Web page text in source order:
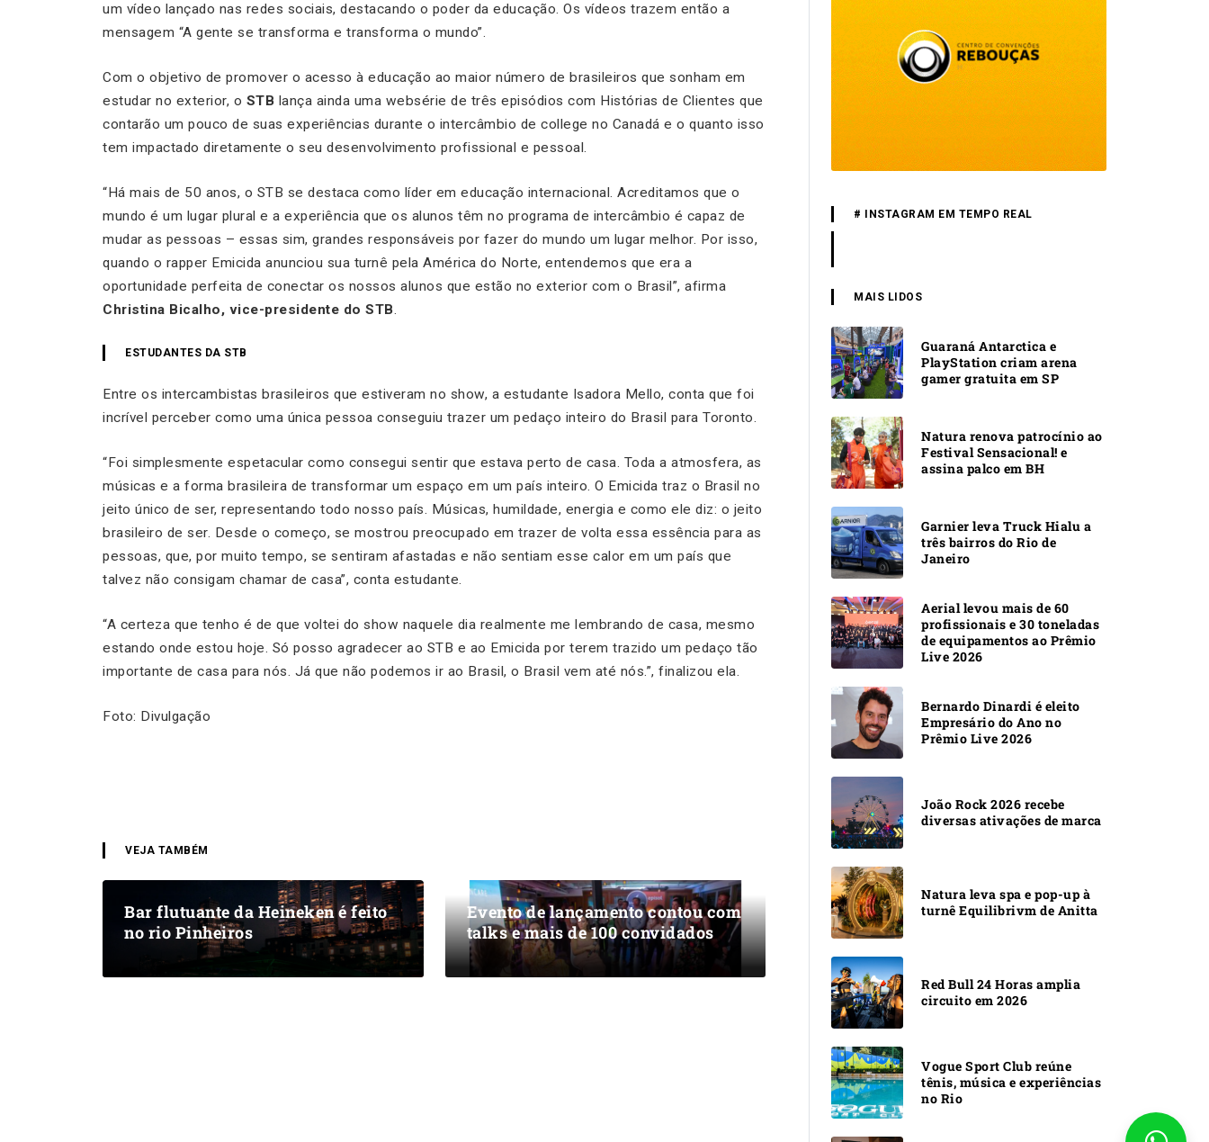
um vídeo lançado nas redes sociais, destacando o poder da educação. Os vídeos trazem então a
mensagem “A gente se transforma e transforma o mundo”.
Com o objetivo de promover o acesso à educação ao maior número de brasileiros que sonham em
estudar no exterior, o STB lança ainda uma websérie de três episódios com Histórias de Clientes que
contarão um pouco de suas experiências durante o intercâmbio de college no Canadá e o quanto isso
tem impactado diretamente o seu desenvolvimento profissional e pessoal.
“Há mais de 50 anos, o STB se destaca como líder em educação internacional. Acreditamos que o
mundo é um lugar plural e a experiência que os alunos têm no programa de intercâmbio é capaz de
mudar as pessoas – essas sim, grandes responsáveis por fazer do mundo um lugar melhor. Por isso,
quando o rapper Emicida anunciou sua turnê pela América do Norte, entendemos que era a
oportunidade perfeita de conectar os nossos alunos que estão no exterior com o Brasil”, afirma
Christina Bicalho, vice-presidente do STB.
ESTUDANTES DA STB
Entre os intercambistas brasileiros que estiveram no show, a estudante Isadora Mello, conta que foi
incrível perceber como uma única pessoa conseguiu trazer um pedaço inteiro do Brasil para Toronto.
“Foi simplesmente espetacular como consegui sentir que estava perto de casa. Toda a atmosfera, as
músicas e a forma brasileira de transformar um espaço em um país inteiro. O Emicida traz o Brasil no
jeito único de ser, representando todo nosso país. Músicas, humildade, energia e como ele diz: o jeito
brasileiro de ser. Desde o começo, se mostrou preocupado em trazer de volta essa essência para as
pessoas, que, por muito tempo, se sentiram afastadas e não sentiam esse calor em um país que
talvez não consigam chamar de casa”, conta estudante.
“A certeza que tenho é de que voltei do show naquele dia realmente me lembrando de casa, mesmo
estando onde estou hoje. Só posso agradecer ao STB e ao Emicida por terem trazido um pedaço tão
importante de casa para nós. Já que não podemos ir ao Brasil, o Brasil vem até nós.”, finalizou ela.
Foto: Divulgação
VEJA TAMBÉM
Bar flutuante da Heineken é feito
no rio Pinheiros
Evento de lançamento contou com
talks e mais de 100 convidados
# INSTAGRAM EM TEMPO REAL
MAIS LIDOS
Guaraná Antarctica e
PlayStation criam arena
gamer gratuita em SP
Natura renova patrocínio ao
Festival Sensacional! e
assina palco em BH
Garnier leva Truck Hialu a
três bairros do Rio de
Janeiro
Aerial levou mais de 60
profissionais e 30 toneladas
de equipamentos ao Prêmio
Live 2026
Bernardo Dinardi é eleito
Empresário do Ano no
Prêmio Live 2026
João Rock 2026 recebe
diversas ativações de marca
Natura leva spa e pop-up à
turnê Equilibrivm de Anitta
Red Bull 24 Horas amplia
circuito em 2026
Vogue Sport Club reúne
tênis, música e experiências
no Rio